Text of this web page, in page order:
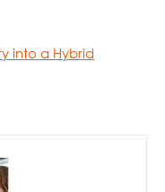
into a Hybrid